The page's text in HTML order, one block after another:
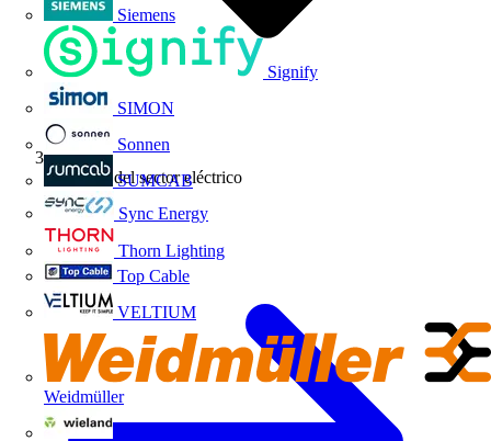
Siemens
Signify
SIMON
Sonnen
SUMCAB
Sync Energy
Thorn Lighting
Top Cable
VELTIUM
Weidmüller
Noticias del sector eléctrico